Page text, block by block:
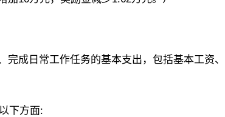
成日常工作任务的基本支出，包括基本工资
下方面: